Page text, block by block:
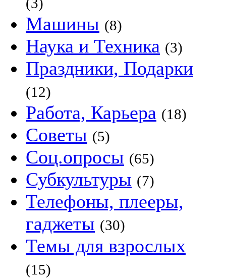
Машины (8)
Наука и Техника (3)
Праздники, Подарки
(12)
Работа, Карьера (18)
Советы (5)
Соц.опросы (65)
Субкультуры (7)
Телефоны, плееры,
гаджеты (30)
Темы для взрослых
(15)